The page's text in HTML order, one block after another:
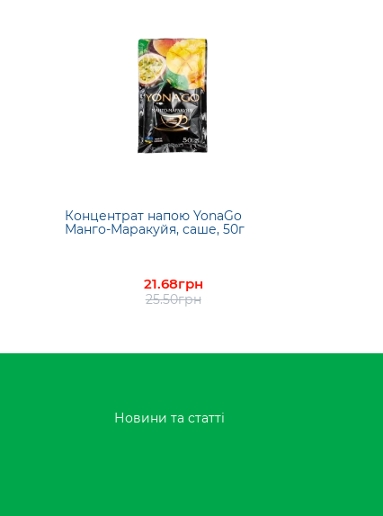
Концентрат напою YonaGo
Манго-Маракуйя, саше, 50г
21.68грн
25.50грн
Новини та статті